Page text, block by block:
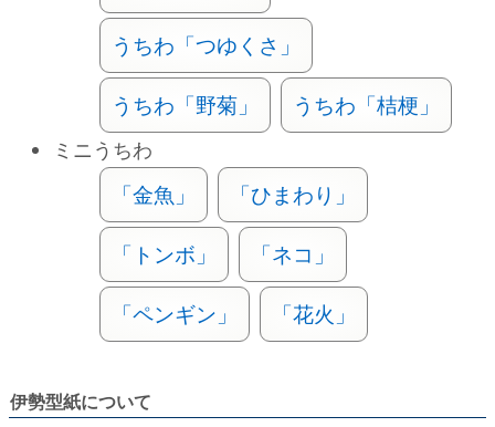
うちわ「つゆくさ」
うちわ「野菊」 うちわ「桔梗」
ミニうちわ
「金魚」 「ひまわり」
「トンボ」 「ネコ」
「ペンギン」 「花火」
伊勢型紙について